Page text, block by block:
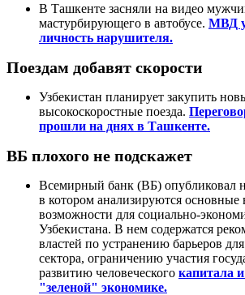
В Ташкенте засняли на видео
мастурбирующего в автобусе. МВД
личность нарушителя.
Поездам добавят скорости
Узбекистан планирует закупить
высокоскоростные поезда.
прошли на днях в Ташкенте.
ВБ плохого не подскажет
Всемирный банк (ВБ) опубликовал
в котором анализируются основные
возможности для социально-
Узбекистана. В нем содержатся
властей по устранению барьеров
сектора, ограничению участия
развитию человеческого капитала
"зеленой" экономике.